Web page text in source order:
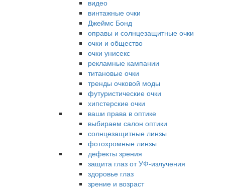
видео
винтажные очки
Джеймс Бонд
оправы и солнцезащитные очки
очки и общество
очки унисекс
рекламные кампании
титановые очки
тренды очковой моды
футуристические очки
хипстерские очки
ваши права в оптике
выбираем салон оптики
солнцезащитные линзы
фотохромные линзы
дефекты зрения
защита глаз от УФ-излучения
здоровье глаз
зрение и возраст